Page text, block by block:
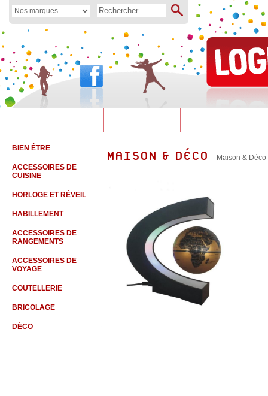
BIEN ÊTRE
ACCESSOIRES DE
CUISINE
HORLOGE ET RÉVEIL
HABILLEMENT
ACCESSOIRES DE
RANGEMENTS
ACCESSOIRES DE
VOYAGE
COUTELLERIE
BRICOLAGE
DÉCO
MAISON & DÉCO Maison & Déco